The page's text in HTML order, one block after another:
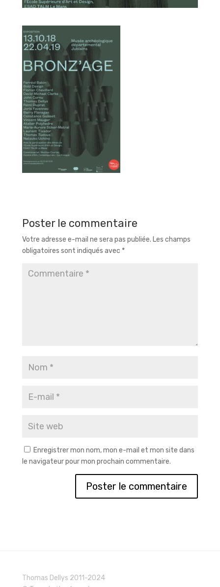
Poster le commentaire
Votre adresse e-mail ne sera pas publiée. Les champs
obligatoires sont indiqués avec *
Enregistrer mon nom, mon e-mail et mon site dans
le navigateur pour mon prochain commentaire.
Thomas Dellys 2011-2024